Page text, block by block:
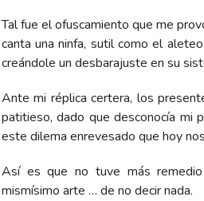
Tal fue el ofuscamiento que me
canta una ninfa, sutil como el
creándole un desbarajuste en su
Ante mi réplica certera, los
patitieso, dado que desconocía mi
este dilema enrevesado que hoy
Así es que no tuve más
mismísimo arte … de no decir nada.